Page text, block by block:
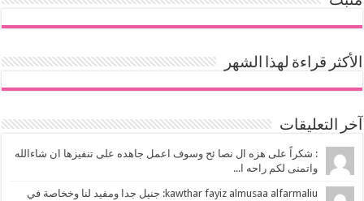
الأكثر قراءة لهذا الشهر
آخر التعليقات
: شكراً على هزه ال نصا ئح وسوف اعمل جاهده على تنفيزها ان شاءالله
واتمنى لكم راحه ا...
kawthar fayiz almusaa alfarmaliu: جنيل جدا ومفيد لنا وخخاصة في